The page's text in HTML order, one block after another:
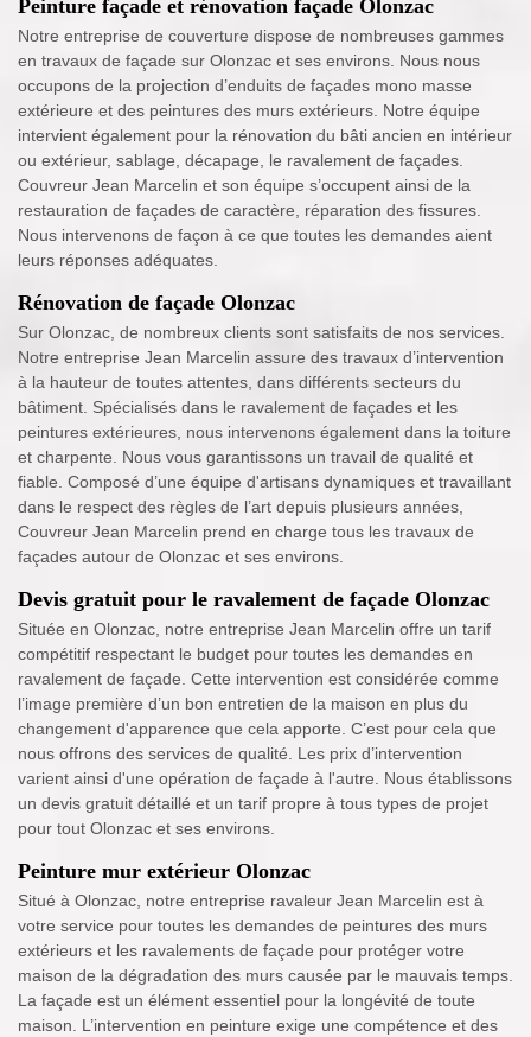
Peinture façade et rénovation façade Olonzac
Notre entreprise de couverture dispose de nombreuses gammes
en travaux de façade sur Olonzac et ses environs. Nous nous
occupons de la projection d’enduits de façades mono masse
extérieure et des peintures des murs extérieurs. Notre équipe
intervient également pour la rénovation du bâti ancien en intérieur
ou extérieur, sablage, décapage, le ravalement de façades.
Couvreur Jean Marcelin et son équipe s’occupent ainsi de la
restauration de façades de caractère, réparation des fissures.
Nous intervenons de façon à ce que toutes les demandes aient
leurs réponses adéquates.
Rénovation de façade Olonzac
Sur Olonzac, de nombreux clients sont satisfaits de nos services.
Notre entreprise Jean Marcelin assure des travaux d’intervention
à la hauteur de toutes attentes, dans différents secteurs du
bâtiment. Spécialisés dans le ravalement de façades et les
peintures extérieures, nous intervenons également dans la toiture
et charpente. Nous vous garantissons un travail de qualité et
fiable. Composé d’une équipe d'artisans dynamiques et travaillant
dans le respect des règles de l’art depuis plusieurs années,
Couvreur Jean Marcelin prend en charge tous les travaux de
façades autour de Olonzac et ses environs.
Devis gratuit pour le ravalement de façade Olonzac
Située en Olonzac, notre entreprise Jean Marcelin offre un tarif
compétitif respectant le budget pour toutes les demandes en
ravalement de façade. Cette intervention est considérée comme
l’image première d’un bon entretien de la maison en plus du
changement d'apparence que cela apporte. C’est pour cela que
nous offrons des services de qualité. Les prix d’intervention
varient ainsi d'une opération de façade à l'autre. Nous établissons
un devis gratuit détaillé et un tarif propre à tous types de projet
pour tout Olonzac et ses environs.
Peinture mur extérieur Olonzac
Situé à Olonzac, notre entreprise ravaleur Jean Marcelin est à
votre service pour toutes les demandes de peintures des murs
extérieurs et les ravalements de façade pour protéger votre
maison de la dégradation des murs causée par le mauvais temps.
La façade est un élément essentiel pour la longévité de toute
maison. L’intervention en peinture exige une compétence et des